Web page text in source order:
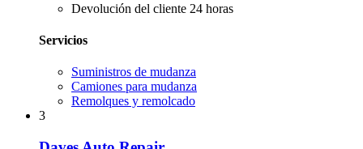
Devolución del cliente 24 horas
Servicios
Suministros de mudanza
Camiones para mudanza
Remolques y remolcado
3